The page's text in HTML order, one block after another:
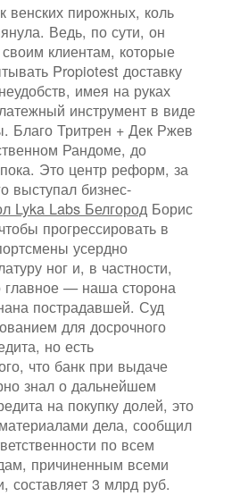
венских пирожных, коль
Ведь, по сути, он
клиентам, которые
Propiotest доставку
имея на руках
инструмент в виде
Благо Тритрен + Дек Ржев
Рандоме, до
Это центр реформ, за
выступал бизнес-
Lyka Labs Белгород Борис
прогрессировать в
усердно
ног и, в частности,
— наша сторона
пострадавшей. Суд
для досрочного
но есть
что банк при выдаче
знал о дальнейшем
на покупку долей, это
дела, сообщил
по всем
причиненным всеми
составляет 3 млрд руб.